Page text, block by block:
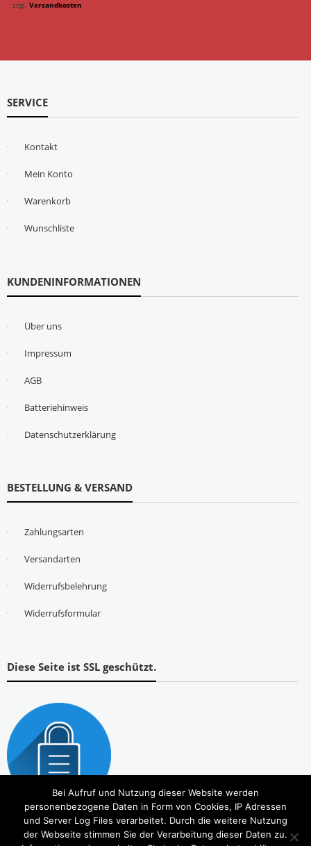
zzgl. Versandkosten
SERVICE
Kontakt
Mein Konto
Warenkorb
Wunschliste
KUNDENINFORMATIONEN
Über uns
Impressum
AGB
Batteriehinweis
Datenschutzerklärung
BESTELLUNG & VERSAND
Zahlungsarten
Versandarten
Widerrufsbelehrung
Widerrufsformular
Diese Seite ist SSL geschützt.
Bei Aufruf und Nutzung dieser Website werden
personenbezogene Daten in Form von Cookies, IP Adressen
und Server Log Files verarbeitet. Durch die weitere Nutzung
der Webseite stimmen Sie der Verarbeitung dieser Daten zu.